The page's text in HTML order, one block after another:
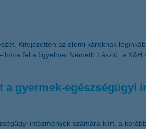
Kifejezetten az elemi károknak
fel a figyelmet Németh László, a K&H
gyermek-egészségügyi
intézmények számára kiírt, a